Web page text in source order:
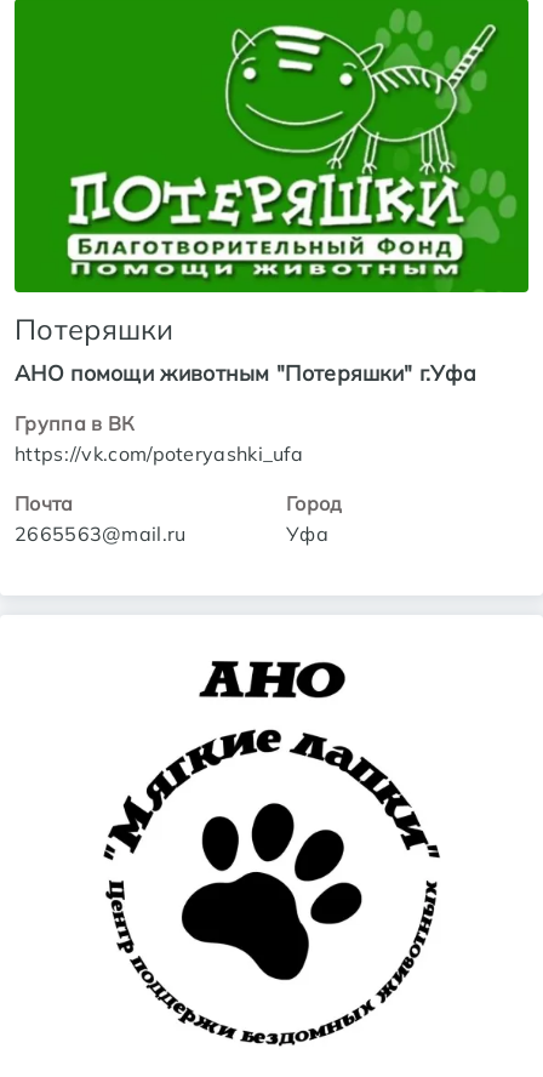
Потеряшки
АНО помощи животным "Потеряшки" г.Уфа
Группа в ВК
https://vk.com/poteryashki_ufa
Почта
2665563@mail.ru
Город
Уфа